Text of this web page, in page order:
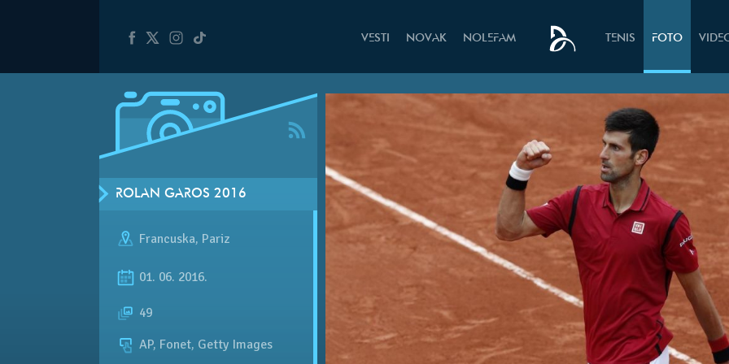
VESTI NOVAK NOLEFAM TENIS FOTO
ROLAN GAROS 2016
Francuska, Pariz
01. 06. 2016.
49
AP, Fonet, Getty Images